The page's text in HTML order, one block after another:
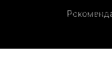
технологий. Для